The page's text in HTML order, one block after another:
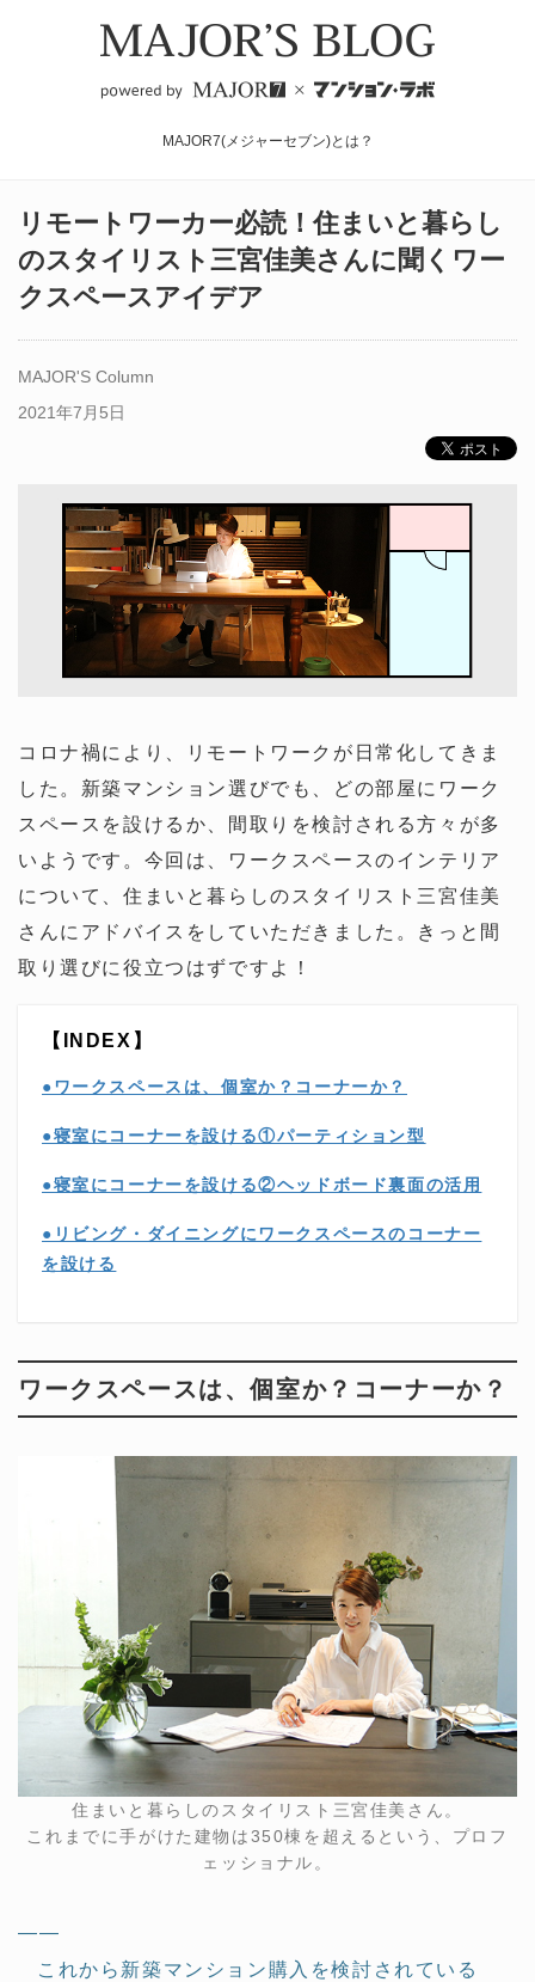
MAJOR7(メジャーセブン)とは？
リモートワーカー必読！住まいと暮らし
のスタイリスト三宮佳美さんに聞くワー
クスペースアイデア
MAJOR'S Column
2021年7月5日
コロナ禍により、リモートワークが日常化してきま
した。新築マンション選びでも、どの部屋にワーク
スペースを設けるか、間取りを検討される方々が多
いようです。今回は、ワークスペースのインテリア
について、住まいと暮らしのスタイリスト三宮佳美
さんにアドバイスをしていただきました。きっと間
取り選びに役立つはずですよ！
【INDEX】
●ワークスペースは、個室か？コーナーか？
●寝室にコーナーを設ける①パーティション型
●寝室にコーナーを設ける②ヘッドボード裏面の活用
●リビング・ダイニングにワークスペースのコーナー
を設ける
ワークスペースは、個室か？コーナーか？
住まいと暮らしのスタイリスト三宮佳美さん。
これまでに手がけた建物は350棟を超えるという、プロフ
ェッショナル。
——
これから新築マンション購入を検討されている